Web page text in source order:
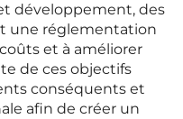
développement, des
une réglementation
et à améliorer
de ces objectifs
conséquents et
afin de créer un